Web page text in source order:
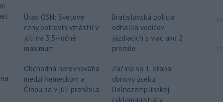
Úrad OSN: Svetové
ceny potravín vzrástli v
júli na 3,5-ročné
maximum
Obchodná nerovnováha
medzi Nemeckom a
Čínou sa v júli prehĺbila
Bratislavská polícia
odhalila vodičov
jazdiacich s viac ako 2
promile
Začína sa 1. etapa
obnovy úseku
Dolnozemplínskej
cyklomagistrály